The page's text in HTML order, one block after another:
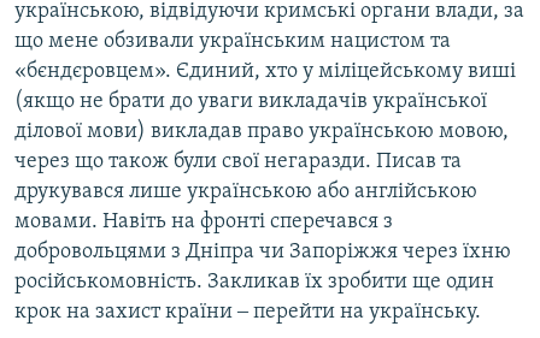
українською, відвідуючи кримські органи влади, за
що мене обзивали українським нацистом та
«бєндєровцем». Єдиний, хто у міліцейському виші
(якщо не брати до уваги викладачів української
ділової мови) викладав право українською мовою,
через що також були свої негаразди. Писав та
друкувався лише українською або англійською
мовами. Навіть на фронті сперечався з
добровольцями з Дніпра чи Запоріжжя через їхню
російськомовність. Закликав їх зробити ще один
крок на захист країни ‒ перейти на українську.